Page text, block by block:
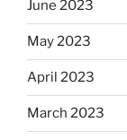
June 2023
May 2023
April 2023
March 2023